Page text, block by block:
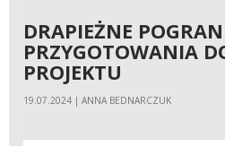
DRAPIEŻNE
PRZYGOTOWANIA
PROJEKTU
19.07.2024 | ANNA BEDNARCZUK